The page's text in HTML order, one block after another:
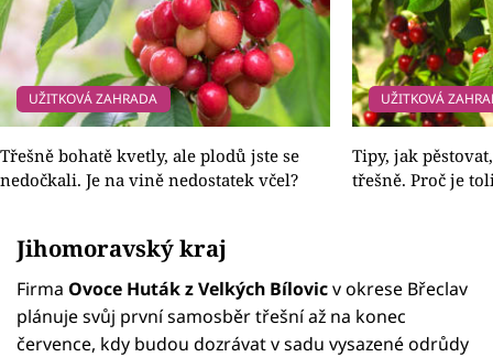
UŽITKOVÁ ZAHRADA
Třešně bohatě kvetly, ale plodů jste se
nedočkali. Je na vině nedostatek včel?
UŽITKOVÁ
Tipy, jak
třešně. Proč je
Jihomoravský kraj
Firma Ovoce Huták z Velkých Bílovicv okrese Břeclav
plánuje svůj první samosběr třešní až na konec
července, kdy budou dozrávat v sadu vysazené odrůdy